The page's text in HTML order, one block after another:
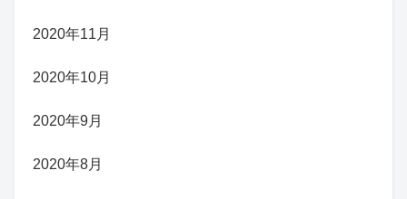
2020年11月
2020年10月
2020年9月
2020年8月